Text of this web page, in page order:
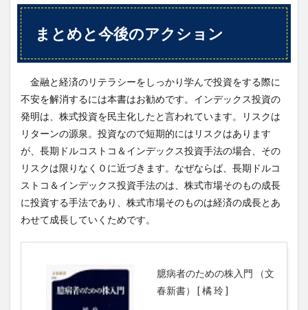
まとめと今後のアクション
金融と経済のリテラシーをしっかり学んで投資をする際に
不安を解消するには本書はお勧めです。インデックス投資の
発明は、株式投資を民主化したと言われています。リスクは
リターンの源泉。投資なので短期的にはリスクはあります
が、長期ドルコストコ＆インデックス投資手法の場合、その
リスクは限りなく０に近づきます。なぜならば、長期ドルコ
ストコ＆インデックス投資手法のは、株式市場そのもの成長
に投資する手法であり、株式市場そのものは経済の成長とあ
わせて成長していくためです。
臆病者のための株入門 （文
春新書） [ 橘 玲 ]